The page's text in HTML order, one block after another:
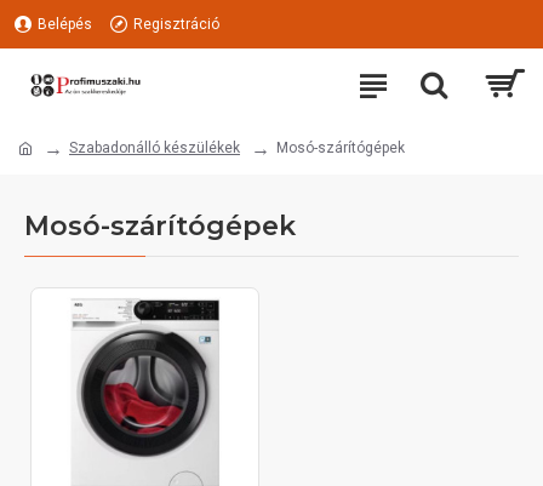
Belépés Regisztráció
Szabadonálló készülékek Mosó-szárítógépek
Mosó-szárítógépek